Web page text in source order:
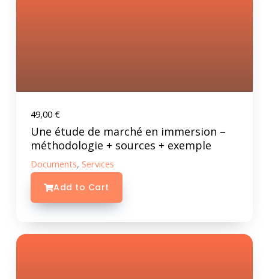
49,00 €
Une étude de marché en immersion –
méthodologie + sources + exemple
Documents, Services
Add to Cart